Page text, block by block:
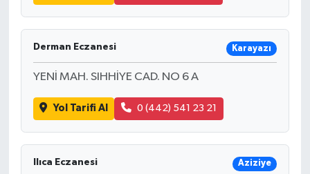
Derman Eczanesi Karayazı
YENİ MAH. SIHHİYE CAD. NO 6 A
Yol Tarifi Al 0 (442) 541 23 21
Ilıca Eczanesi Aziziye